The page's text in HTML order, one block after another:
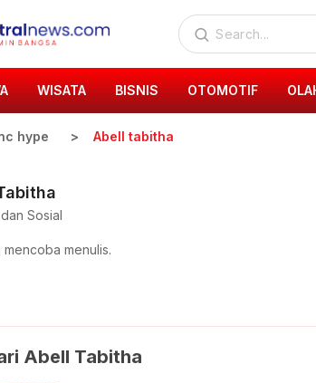
WISATA BISNIS OTOMOTIF
hype Abell tabitha
Sosial
menulis.
Abell Tabitha